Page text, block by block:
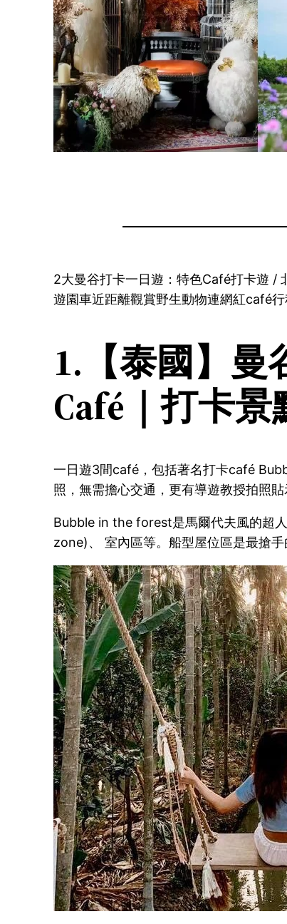
2大曼谷打卡一日遊：特色Café打卡遊 /
遊園車近距離觀賞野生動物連網紅café
1.【泰國】曼
Café｜打卡景
一日遊3間café，包括著名打卡café
照，無需擔心交通，更有導遊教授拍照貼
Bubble in the forest是馬爾代夫風的超
zone)、 室內區等。船型屋位區是最搶